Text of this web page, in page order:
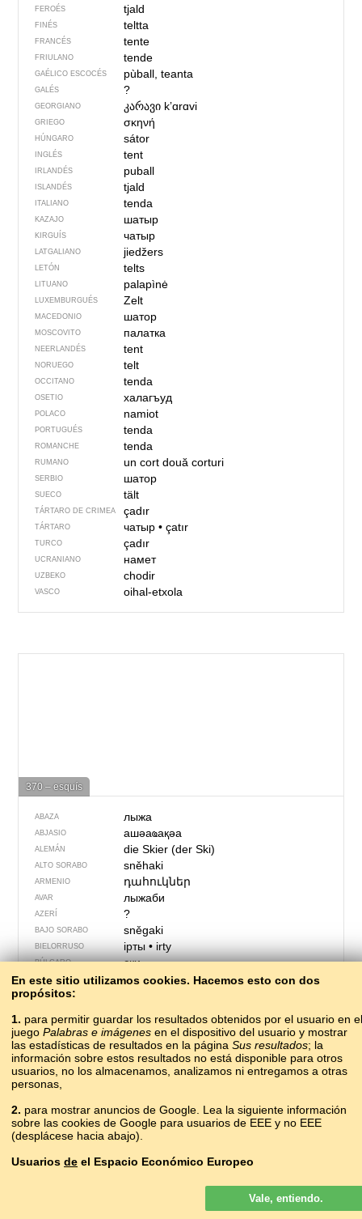
FEROÉS tjald
FINÉS teltta
FRANCÉS tente
FRIULANO tende
GAÉLICO ESCOCÉS pùball, teanta
GALÉS ?
GEORGIANO კარავი kʼɑrɑvi
GRIEGO σκηνή
HÚNGARO sátor
INGLÉS tent
IRLANDÉS puball
ISLANDÉS tjald
ITALIANO tenda
KAZAJO шатыр
KIRGUÍS чатыр
LATGALIANO jiedžers
LETÓN telts
LITUANO palapìnė
LUXEMBURGUÉS Zelt
MACEDONIO шатор
MOSCOVITO палатка
NEERLANDÉS tent
NORUEGO telt
OCCITANO tenda
OSETIO халагъуд
POLACO namiot
PORTUGUÉS tenda
ROMANCHE tenda
RUMANO un cortdouă corturi
SERBIO шатор
SUECO tält
TÁRTARO DE CRIMEA çadır
TÁRTARO чатыр• çatır
TURCO çadır
UCRANIANO намет
UZBEKO chodir
VASCO oihal-etxola
370 – esquís
ABAZA лыжа
ABJASIO ашәаҩақәа
ALEMÁN die Skier (der Ski)
ALTO SORABO sněhaki
ARMENIO դահուկներ
AVAR лыжаби
AZERÍ ?
BAJO SORABO sněgaki
BIELORRUSO ірты• irty
BÚLGARO ски
CASUBIO pùrdżi
CATALÁN
CHINO 滑雪板huáxuěbǎn
CÓRNICO skiow
CROATA smučke
CUMUCO лыжалар
DANÉS
ERZYA сокст
ESLOVACO lyže
ESLOVENO smuči
ESPAÑOL esquís
En este sitio utilizamos cookies. Hacemos esto con dos
propósitos:
1. para permitir guardar los resultados obtenidos por el usuario en el
juego Palabras e imágenes en el dispositivo del usuario y mostrar
las estadísticas de resultados en la página Sus resultados; la
información sobre estos resultados no está disponible para otros
usuarios, no los almacenamos, analizamos ni entregamos a otras
personas,
2. para mostrar anuncios de Google. Lea la siguiente información
sobre las cookies de Google para usuarios de EEE y no EEE
(desplácese hacia abajo).
Usuarios de el Espacio Económico Europeo
Los anuncios de Google que se muestran en nuestro sitio para los
son personalizados. Si bien estos anuncios no
usan cookies para la personalización de los anuncios, sí lo hacen
Vale, entiendo.